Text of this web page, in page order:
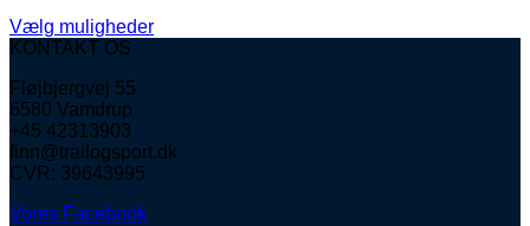
Vælg muligheder
Dette
har
flere
varianter.
Mulighederne
kan
på
KONTAKT OS
Fløjbjergvej 55
6580 Vamdrup
+45 42313903
finn@trailogsport.dk
CVR: 39643995
Vores Facebook